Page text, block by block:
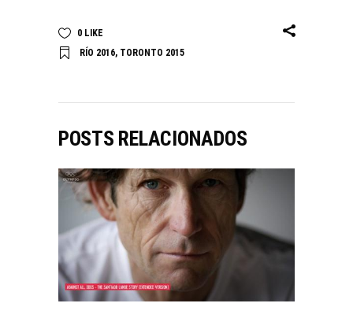
0 LIKE
RÍO 2016, TORONTO 2015
POSTS RELACIONADOS